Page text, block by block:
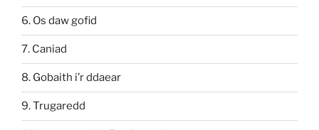
6. Os daw gofid
7. Caniad
8. Gobaith i’r ddaear
9. Trugaredd